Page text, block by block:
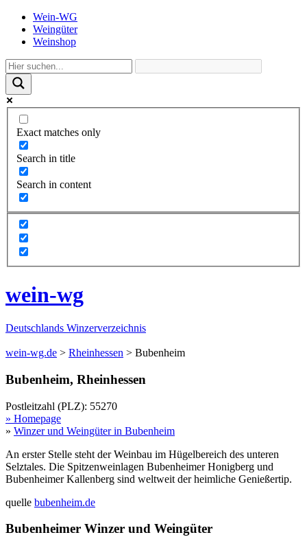
Wein-WG
Weingüter
Weinshop
Exact matches only
Search in title
Search in content
wein-wg
Deutschlands Winzerverzeichnis
wein-wg.de > Rheinhessen > Bubenheim
Bubenheim, Rheinhessen
Postleitzahl (PLZ): 55270
» Homepage
» Winzer und Weingüter in Bubenheim
An erster Stelle steht der Weinbau im Hügelbereich des unteren
Selztales. Die Spitzenweinlagen Bubenheimer Honigberg und
Bubenheimer Kallenberg sind weltweit der heimliche Genießertip.
quelle bubenheim.de
Bubenheimer Winzer und Weingüter